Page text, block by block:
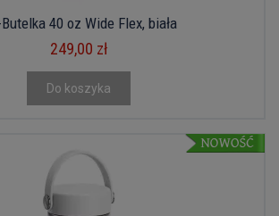
40 oz Wide Flex, biała
249,00 zł
Do koszyka